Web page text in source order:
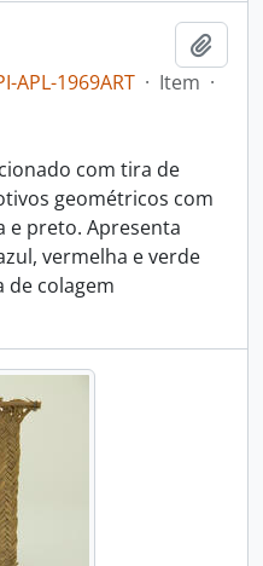
APL-1969ART · Item ·
com tira de
geométricos com
e preto. Apresenta
vermelha e verde
de colagem